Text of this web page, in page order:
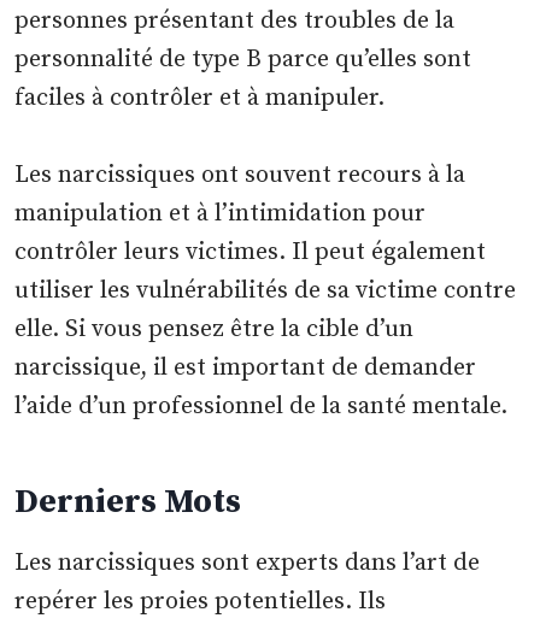
personnes présentant des troubles de la
personnalité de type B parce qu’elles sont
faciles à contrôler et à manipuler.
Les narcissiques ont souvent recours à la
manipulation et à l’intimidation pour
contrôler leurs victimes. Il peut également
utiliser les vulnérabilités de sa victime contre
elle. Si vous pensez être la cible d’un
narcissique, il est important de demander
l’aide d’un professionnel de la santé mentale.
Derniers Mots
Les narcissiques sont experts dans l’art de
repérer les proies potentielles. Ils